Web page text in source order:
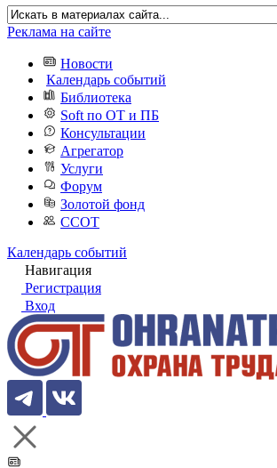
Реклама на сайте
Новости
Календарь событий
Библиотека
Soft по ОТ и ПБ
Консультации
Агрегатор
Услуги
Форум
Золотой фонд
ССОТ
Календарь событий
Навигация
Регистрация
Вход